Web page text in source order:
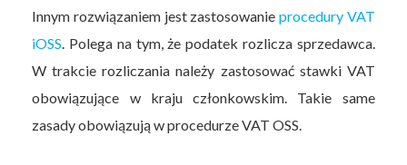
Innym rozwiązaniem jest zastosowanie procedury VAT
iOSS . Polega na tym, że podatek rozlicza sprzedawca.
W trakcie rozliczania należy zastosować stawki VAT
obowiązujące w kraju członkowskim. Takie same
zasady obowiązują w procedurze VAT OSS.